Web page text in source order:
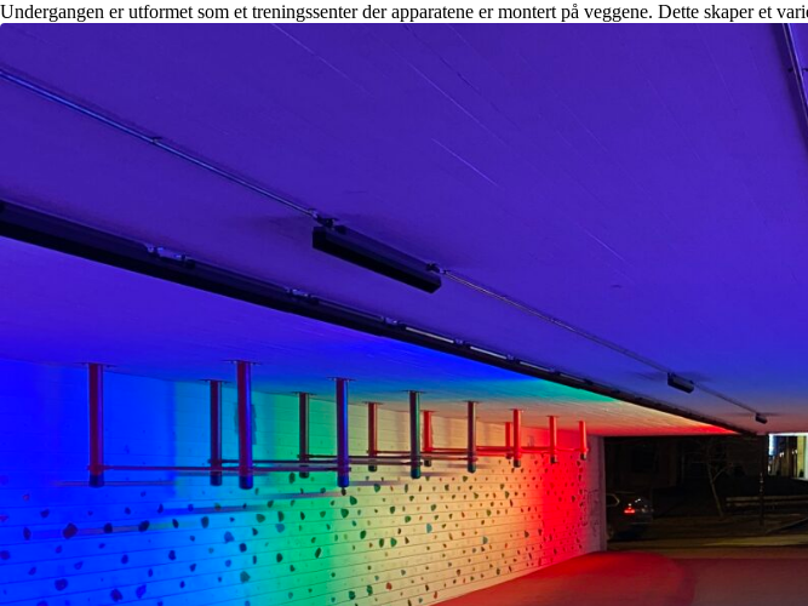
Undergangen er utformet som et treningssenter der apparatene er montert på veggene. Dette skaper et